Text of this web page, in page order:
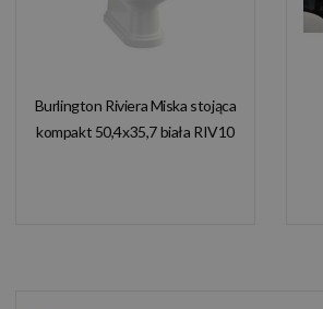
Burlington Riviera Miska stojąca
kompakt 50,4x35,7 biała RIV10